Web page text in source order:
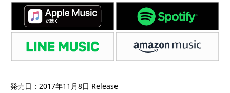
発売日：2017年11月8日 Release